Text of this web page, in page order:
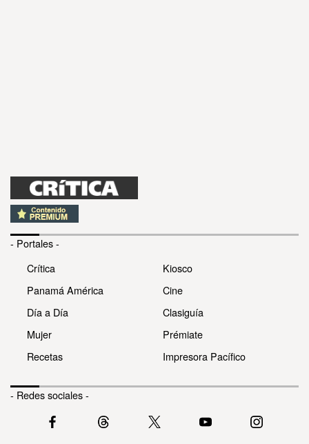
- Portales -
Crítica
Panamá América
Día a Día
Mujer
Recetas
Kiosco
Cine
Clasiguía
Prémiate
Impresora Pacífico
- Redes sociales -